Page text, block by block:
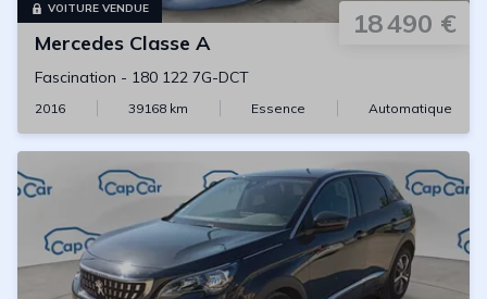
VOITURE VENDUE 18 490 €
Mercedes Classe A
Fascination - 180 122 7G-DCT
2016 39168 km Essence Automatique